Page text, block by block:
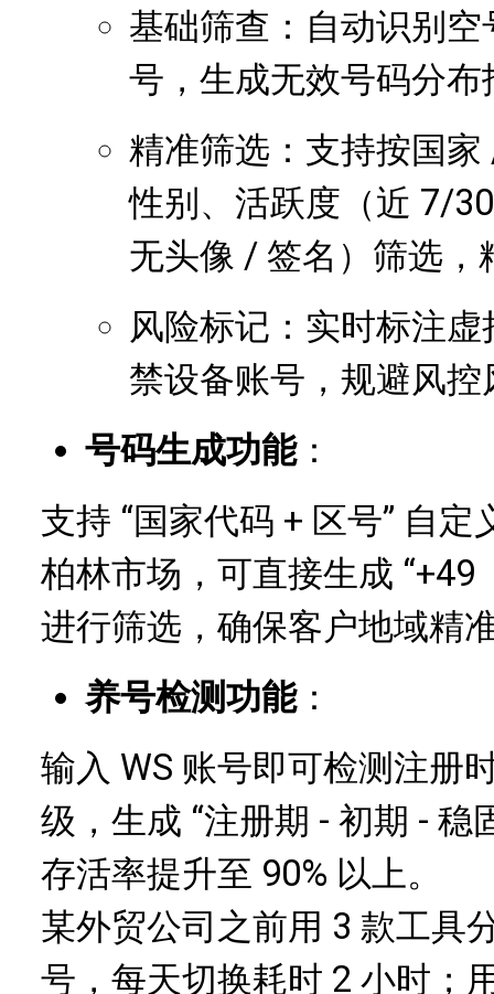
基础筛查：自动识别
号，生成无效号码分布
精准筛选：支持按国
性别、活跃度（近 7/
无头像 / 签名）筛选，
风险标记：实时标注
禁设备账号，规避风控
号码生成功能：
支持 “国家代码 + 区号” 自
柏林市场，可直接生成 “+49
进行筛选，确保客户地域精
养号检测功能：
输入 WS 账号即可检测注册
级，生成 “注册期 - 初期 - 稳
存活率提升至 90% 以上。
某外贸公司之前用 3 款工具
号，每天切换耗时 2 小时；